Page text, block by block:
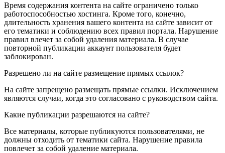
Время содержания контента на сайте ограничено только
работоспособностью хостинга. Кроме того, конечно,
длительность хранения вашего контента на сайте зависит от
его тематики и соблюдению всех правил портала. Нарушение
правил влечет за собой удаления материала. В случае
повторной публикации аккаунт пользователя будет
заблокирован.
Разрешено ли на сайте размещение прямых ссылок?
На сайте запрещено размещать прямые ссылки. Исключением
являются случаи, когда это согласовано с руководством сайта.
Какие публикации разрешаются на сайте?
Все материалы, которые публикуются пользователями, не
должны отходить от тематики сайта. Нарушение правила
повлечет за собой удаление материала.